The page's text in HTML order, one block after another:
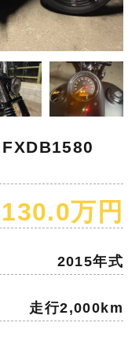
FXDB1580
130.0万円
2015年式
走行2,000km